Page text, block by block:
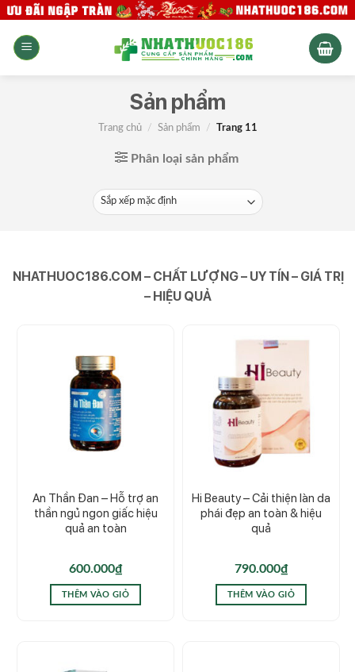
Skip
content
Sản phẩm
Trang chủ / Sản phẩm / Trang 11
Phân loại sản phẩm
NHATHUOC186.COM – CHẤT LƯỢNG – UY TÍN – GIÁ TRỊ
– HIỆU QUẢ
An Thần Đan – Hỗ trợ an
thần ngủ ngon giấc hiệu
quả an toàn
600.000₫
THÊM VÀO GIỎ
Hi Beauty – Cải thiện làn da
phái đẹp an toàn & hiệu
quả
790.000₫
THÊM VÀO GIỎ